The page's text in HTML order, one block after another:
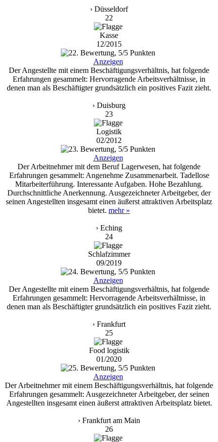
› Düsseldorf
22
Kasse
12/2015
Anzeigen
Der Angestellte mit einem Beschäftigungsverhältnis, hat folgende
Erfahrungen gesammelt: Hervorragende Arbeitsverhältnisse, in
denen man als Beschäftigter grundsätzlich ein positives Fazit zieht.
› Duisburg
23
Logistik
02/2012
Anzeigen
Der Arbeitnehmer mit dem Beruf Lagerwesen, hat folgende
Erfahrungen gesammelt: Angenehme Zusammenarbeit. Tadellose
Mitarbeiterführung. Interessante Aufgaben. Hohe Bezahlung.
Durchschnittliche Anerkennung. Ausgezeichneter Arbeitgeber, der
seinen Angestellten insgesamt einen äußerst attraktiven Arbeitsplatz
bietet. mehr »
› Eching
24
Schlafzimmer
09/2019
Anzeigen
Der Angestellte mit einem Beschäftigungsverhältnis, hat folgende
Erfahrungen gesammelt: Hervorragende Arbeitsverhältnisse, in
denen man als Beschäftigter grundsätzlich ein positives Fazit zieht.
› Frankfurt
25
Food logistik
01/2020
Anzeigen
Der Arbeitnehmer mit einem Beschäftigungsverhältnis, hat folgende
Erfahrungen gesammelt: Ausgezeichneter Arbeitgeber, der seinen
Angestellten insgesamt einen äußerst attraktiven Arbeitsplatz bietet.
› Frankfurt am Main
26